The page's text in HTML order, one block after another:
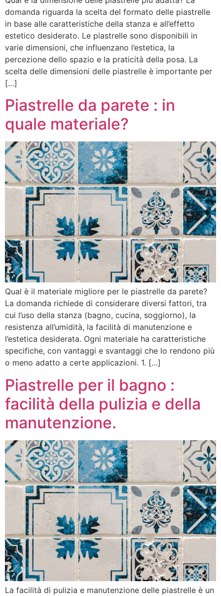
domanda riguarda la scelta del formato delle piastrelle
in base alle caratteristiche della stanza e all’effetto
estetico desiderato. Le piastrelle sono disponibili in
varie dimensioni, che influenzano l’estetica, la
percezione dello spazio e la praticità della posa. La
scelta delle dimensioni delle piastrelle è importante per
[…]
Piastrelle da parete : in
quale materiale?
Qual è il materiale migliore per le piastrelle da parete?
La domanda richiede di considerare diversi fattori, tra
cui l’uso della stanza (bagno, cucina, soggiorno), la
resistenza all’umidità, la facilità di manutenzione e
l’estetica desiderata. Ogni materiale ha caratteristiche
specifiche, con vantaggi e svantaggi che lo rendono più
o meno adatto a certe applicazioni. 1. […]
Piastrelle per il bagno :
facilità della pulizia e della
manutenzione.
La facilità di pulizia e manutenzione delle piastrelle è un